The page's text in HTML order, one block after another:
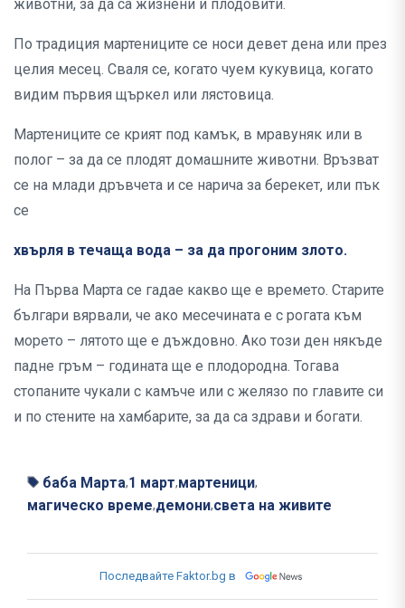
животни, за да са жизнени и плодовити.
По традиция мартениците се носи девет дена или през
целия месец. Сваля се, когато чуем кукувица, когато
видим първия щъркел или лястовица.
Мартениците се крият под камък, в мравуняк или в
полог – за да се плодят домашните животни. Връзват
се на млади дръвчета и се нарича за берекет, или пък
се
хвърля в течаща вода – за да прогоним злото.
На Първа Марта се гадае какво ще е времето. Старите
българи вярвали, че ако месечината е с рогата към
морето – лятото ще е дъждовно. Ако този ден някъде
падне гръм – годината ще е плодородна. Тогава
стопаните чукали с камъче или с желязо по главите си
и по стените на хамбарите, за да са здрави и богати.
баба Марта,1 март,мартеници,
магическо време,демони,света на живите
Последвайте Faktor.bg в